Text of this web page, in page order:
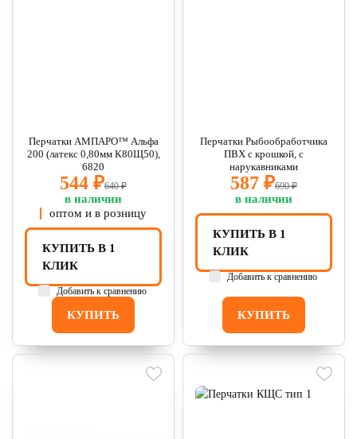
Перчатки АМПАРО™ Альфа
200 (латекс 0,80мм К80Щ50),
6820
544 ₽640 ₽
в наличии
оптом и в розницу
КУПИТЬ
КУПИТЬ В 1
КЛИК
Добавить к сравнению
Перчатки Рыбообработчика
ПВХ с крошкой, с
нарукавниками
587 ₽690 ₽
в наличии
КУПИТЬ
КУПИТЬ В 1
КЛИК
Добавить к сравнению